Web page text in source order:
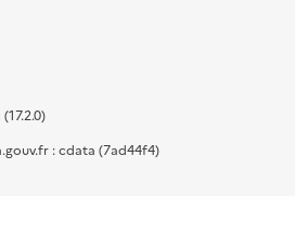
: cdata (7ad44f4)